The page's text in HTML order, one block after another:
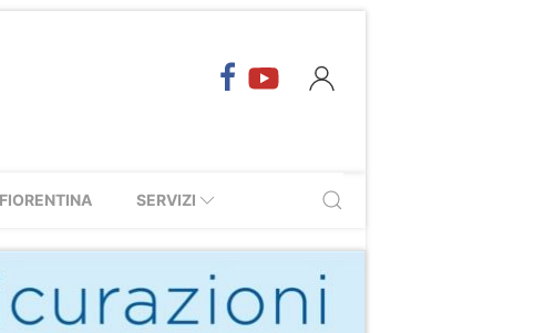
FIORENTINA SERVIZI